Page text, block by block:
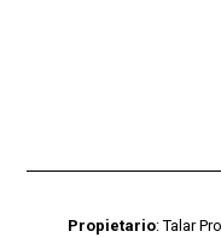
Propietario: Talar